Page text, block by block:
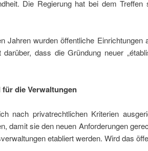
Die Regierung hat bei dem
Jahren wurden öffentliche
darüber, dass die Gründung neuer
die Verwaltungen
nach privatrechtlichen Kriterien
damit sie den neuen Anforderungen
etabliert werden. Wird das